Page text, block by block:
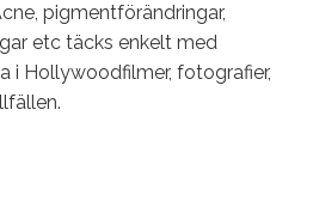
pigmentförändringar,
etc täcks enkelt med
i Hollywoodfilmer, fotografier,